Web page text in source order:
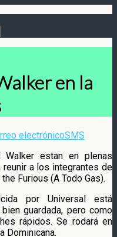
en la
electrónicoSMS
estan en plenas
reunir a los integrantes de
Furious (A Todo Gas).
por Universal está
guardada, pero como
rápidos. Se rodará en
Dominicana.